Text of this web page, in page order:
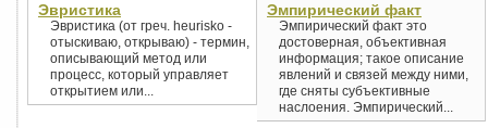
Эвристика
Эвристика (от греч. heurisko -
отыскиваю, открываю) - термин,
описывающий метод или
процесс, который управляет
открытием или...
Эмпирический факт
Эмпирический факт это
достоверная, объективная
информация; такое описание
явлений и связей между ними,
где сняты субъективные
наслоения. Эмпирический...